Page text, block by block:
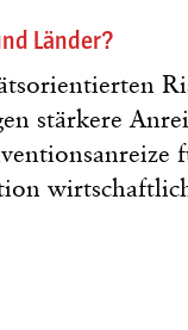
Länder?
stärkere